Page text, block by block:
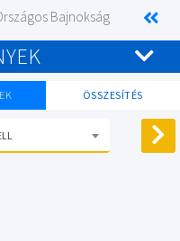
Bajnokság
ÖSSZESÍTÉS